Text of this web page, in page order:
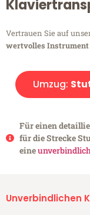
Vertrauen Sie auf
wertvolles
Umzug:
Für einen
für die Strecke
eine
Unverbindlichen